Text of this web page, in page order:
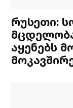
რუსეთი:
აყენებს